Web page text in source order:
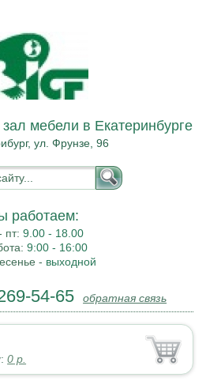
мебели в Екатеринбурге
ул. Фрунзе, 96
работаем:
пт:9.00 - 18.00
9:00 - 16:00
- выходной
54-65 обратная связь
0 р.